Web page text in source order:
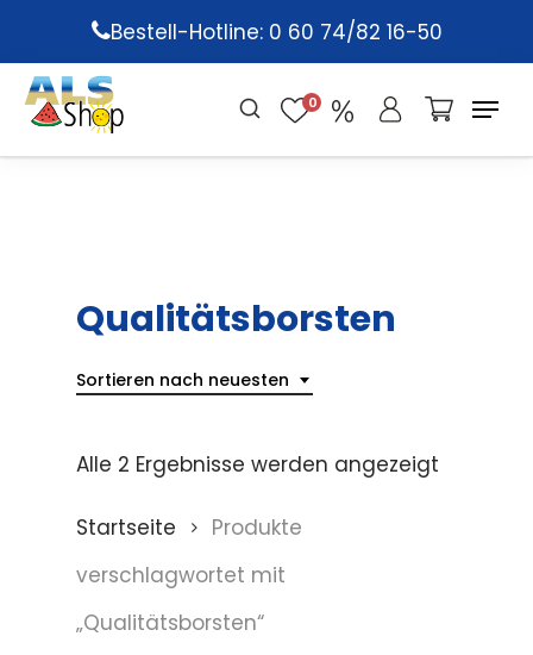
main
content
Bestell-Hotline: 0 60 74/82 16-50
0
Qualitätsborsten
Sortieren nach neuesten
Alle 2 Ergebnisse werden angezeigt
Startseite
Produkte
verschlagwortet mit
„Qualitätsborsten“